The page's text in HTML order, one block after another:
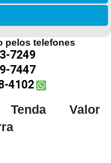
pelos telefones
7249
7447
4102
Valor